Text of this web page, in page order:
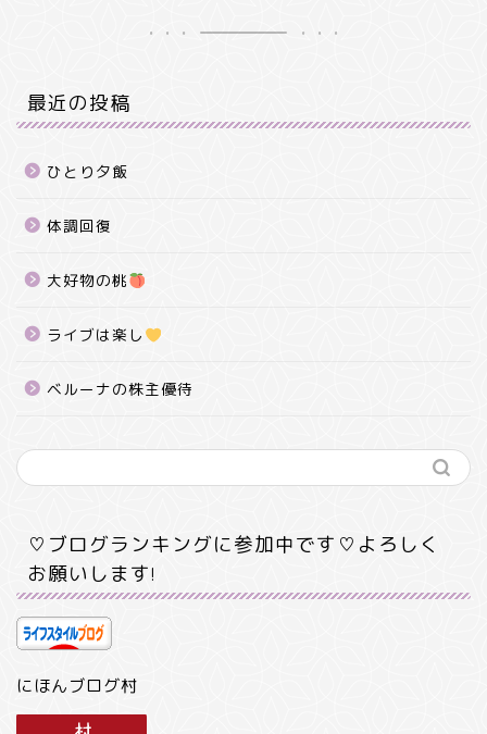
最近の投稿
ひとり夕飯
体調回復
大好物の桃
ライブは楽し
ベルーナの株主優待
♡ブログランキングに参加中です♡よろしく
お願いします!
にほんブログ村